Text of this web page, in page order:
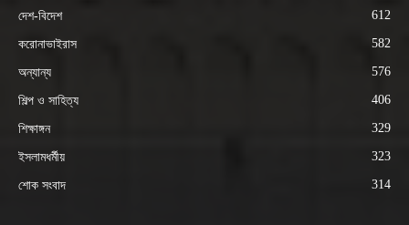
দেশ-বিদেশ 612
করোনাভাইরাস 582
অন্যান্য 576
শিল্প ও সাহিত্য 406
শিক্ষাঙ্গন 329
ইসলামধর্মীয় 323
শোক সংবাদ 314